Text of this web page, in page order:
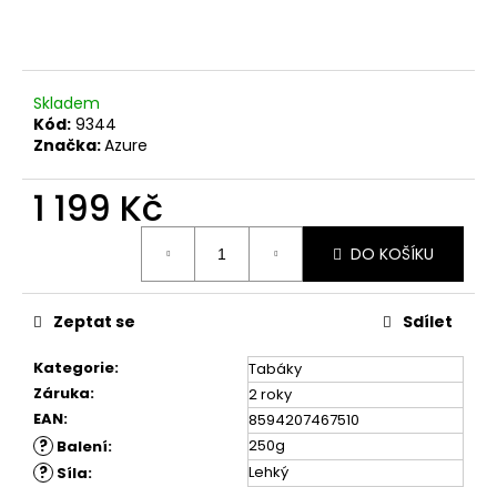
Skladem
Kód: 9344
Značka:Azure
1 199 Kč
DO KOŠÍKU
Kategorie:
Tabáky
Záruka:
2 roky
EAN: 8594207467510
? Balení: 250g
? Síla: Lehký
Zeptat se Sdílet